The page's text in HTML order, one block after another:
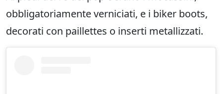
obbligatoriamente verniciati, e i biker boots,
decorati con paillettes o inserti metallizzati.